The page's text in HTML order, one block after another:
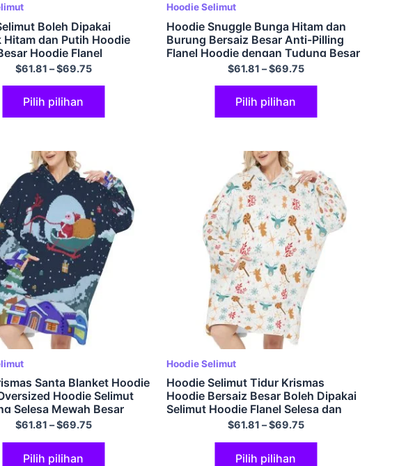
Boleh Dipakai
Hitam dan Putih Hoodie
Hoodie Flanel
$61.81 –$69.75
Pilih pilihan
Hoodie Selimut
Hoodie Snuggle Bunga Hitam dan
Burung Bersaiz Besar Anti-Pilling
Flanel Hoodie dengan Tudung Besar
dan Poket Gergasi
$61.81 –$69.75
Pilih pilihan
Santa Blanket Hoodie
Hoodie Selimut
Selesa Mewah Besar
Tudung dan Lengan
$61.81 –$69.75
Pilih pilihan
Hoodie Selimut
Hoodie Selimut Tidur Krismas
Hoodie Bersaiz Besar Boleh Dipakai
Selimut Hoodie Flanel Selesa dan
Fuzzy dengan Poket Gergasi
$61.81 –$69.75
Pilih pilihan